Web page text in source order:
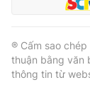
Theo dõi báo
® Cấm sao
thuận bằng văn
thông tin từ